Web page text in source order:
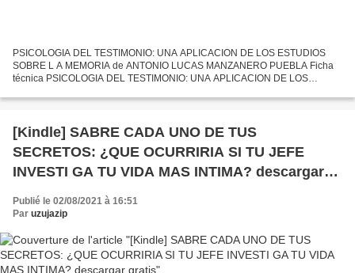
PSICOLOGIA DEL TESTIMONIO: UNA APLICACION DE LOS ESTUDIOS
SOBRE L A MEMORIA de ANTONIO LUCAS MANZANERO PUEBLA Ficha
técnica PSICOLOGIA DEL TESTIMONIO: UNA APLICACION DE LOS
PUEBLA Número de páginas: 256...
[Kindle] SABRE CADA UNO DE TUS
SECRETOS: ¿QUE OCURRIRIA SI TU JEFE
INVESTI GA TU VIDA MAS INTIMA? descargar
gratis
Publié le 02/08/2021 à 16:51
Par uzujazip